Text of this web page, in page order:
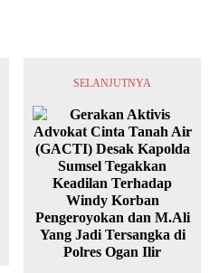
SELANJUTNYA